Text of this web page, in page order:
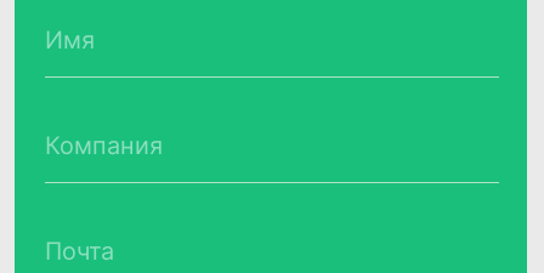
Продукты Соцсети
Биржа данных